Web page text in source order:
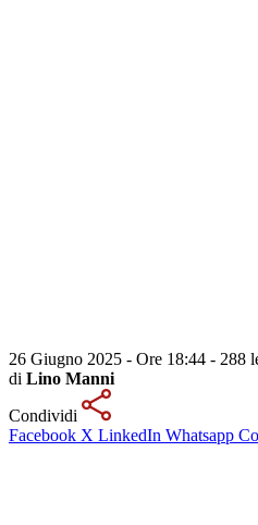
26 Giugno 2025 - Ore 18:44 - 288
di Lino Manni
Condividi
Facebook X LinkedIn Whatsapp